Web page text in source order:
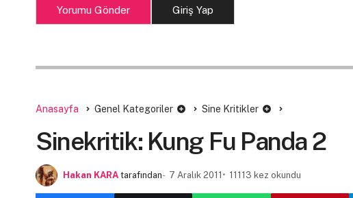
Yorumu Gönder Giriş Yap
Anasayfa Genel Kategoriler Sine Kritikler
Sinekritik: Kung Fu Panda 2
Hakan KARA tarafından 7 Aralık 2011 11113 kez okundu